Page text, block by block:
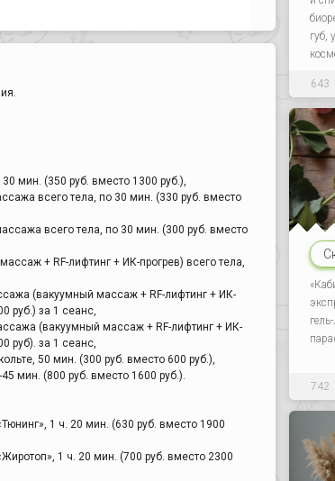
мин. (350 руб. вместо 1300 руб.),
всего тела, по 30 мин. (330 руб. вместо
всего тела, по 30 мин. (300 руб. вместо
+ RF-лифтинг + ИК-прогрев) всего тела,
(вакуумный массаж + RF-лифтинг + ИК-
руб.) за 1 сеанс,
(вакуумный массаж + RF-лифтинг + ИК-
руб). за 1 сеанс,
50 мин. (300 руб. вместо 600 руб.),
мин. (800 руб. вместо 1600 руб.).
1 ч. 20 мин. (630 руб. вместо 1900
1 ч. 20 мин. (700 руб. вместо 2300
губ,
643
742